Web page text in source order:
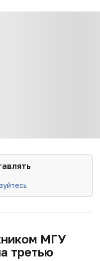
МГУ
третью